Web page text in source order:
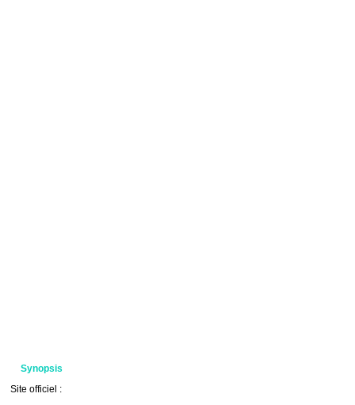
Synopsis
Site officiel :